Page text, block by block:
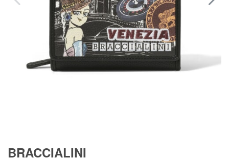
BRACCIALINI